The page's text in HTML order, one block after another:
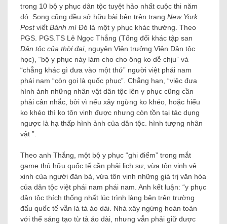
trong 10 bộ y phục dân tộc tuyệt hảo nhất cuộc thi năm
đó. Song cũng đều sở hữu bài bên trên trang New York
Postviết Bánh mì Đó là một y phục khác thường. Theo
PGS. PGS.TS Lê Ngọc Thắng (Tổng đổi khác tập san
Dân tộc của thời đại, nguyên Viện trưởng Viện Dân tộc
học), “bộ y phục này làm cho cho ông ko dễ chịu” và
“chẳng khác gì đưa vào một thứ” người việt phái nam
phái nam “còn gọi là quốc phục”. Chẳng hạn, “việc đưa
hình ảnh những nhân vật dân tộc lên y phục cũng cần
phải cân nhắc, bởi vì nếu xây ngừng ko khéo, hoặc hiểu
ko khéo thì ko tôn vinh được nhưng còn tồn tại tác dụng
ngược là hạ thấp hình ảnh của dân tộc. hình tượng nhân
vật ”.
Theo anh Thắng, một bộ y phục “ghi điểm” trong mắt
game thủ hữu quốc tế cần phải lịch sự, vừa tôn vinh vẻ
xinh của người đàn bà, vừa tôn vinh những giá trị văn hóa
của dân tộc việt phái nam phái nam. Anh kết luận: “y phục
dân tộc thích thống nhất lúc trình làng bên trên trường
đấu quốc tế vẫn là tà áo dài. Nhà xây ngừng hoàn toàn
với thể sáng tạo từ tà áo dài, nhưng vẫn phải giữ được